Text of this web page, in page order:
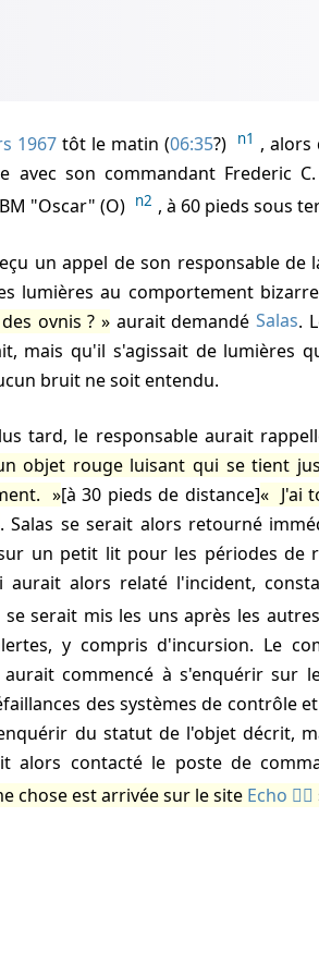
1967tôt le matin (06:35?) n1 , alors
avec son commandant Frederic
"Oscar" (O) n2 , à 60 pieds sous
un appel de son responsable
lumières au comportement
ovnis ?
aurait demandéSalas.
mais qu'il s'agissait de lumières
bruit ne soit entendu.
tard, le responsable aurait
objet rouge luisant qui se tient
[à 30 pieds de distance]
J'ai
. Salas se serait alors retourné
un petit lit pour les périodes de
aurait alors relaté l'incident,
se serait mis les uns après les
y compris d'incursion. Le
commencé à s'enquérir sur
des systèmes de contrôle
du statut de l'objet décrit,
alors contacté le poste de
chose est arrivée sur le site Echo